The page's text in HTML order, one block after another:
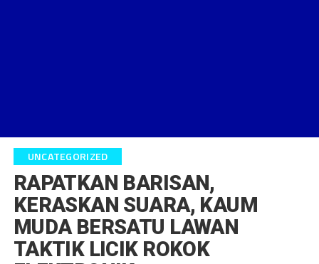
UNCATEGORIZED
RAPATKAN BARISAN,
KERASKAN SUARA, KAUM
MUDA BERSATU LAWAN
TAKTIK LICIK ROKOK